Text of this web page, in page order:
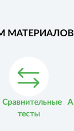
МАТЕРИАЛОВ
Сравнительные
тесты